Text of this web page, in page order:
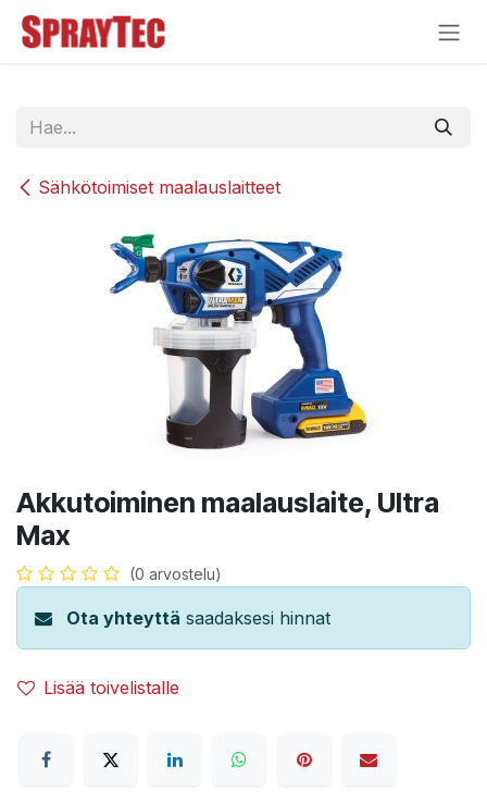
Siirry sisältöön
Sähkötoimiset maalauslaitteet
Akkutoiminen maalauslaite, Ultra
Max
(0 arvostelu)
Ota yhteyttä saadaksesi hinnat
Lisää toivelistalle